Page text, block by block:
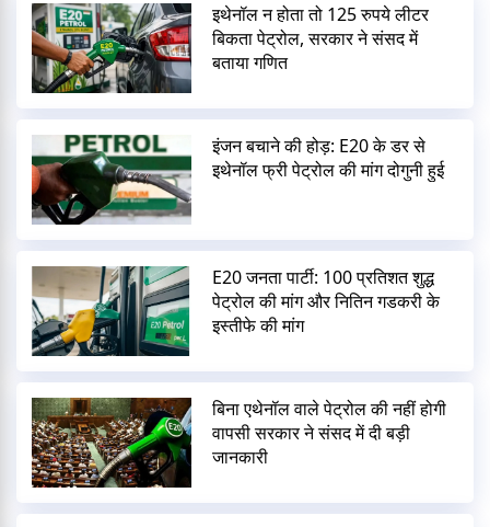
इथेनॉल न होता तो 125 रुपये लीटर
बिकता पेट्रोल, सरकार ने संसद में
बताया गणित
इंजन बचाने की होड़: E20 के डर से
इथेनॉल फ्री पेट्रोल की मांग दोगुनी हुई
E20 जनता पार्टी: 100 प्रतिशत शुद्ध
पेट्रोल की मांग और नितिन गडकरी के
इस्तीफे की मांग
बिना एथेनॉल वाले पेट्रोल की नहीं होगी
वापसी सरकार ने संसद में दी बड़ी
जानकारी